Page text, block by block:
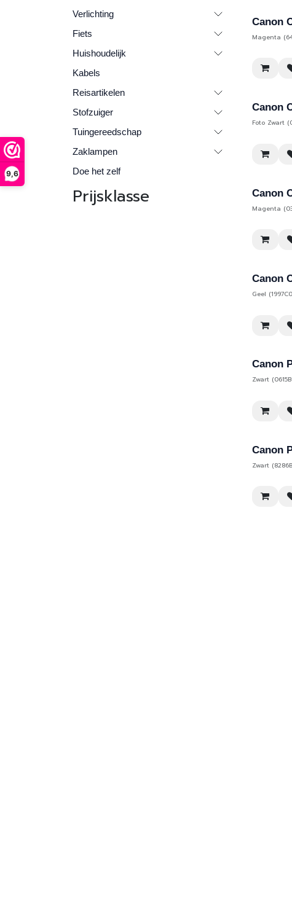
9,6
Verlichting
Fiets
Huishoudelijk
Kabels
Reisartikelen
Stofzuiger
Tuingereedschap
Zaklampen
Doe het zelf
Prijsklasse
Canon
Magenta
Canon
Foto Zwart
Canon
Magenta
Canon
Geel
Canon
Zwart
Canon
Zwart